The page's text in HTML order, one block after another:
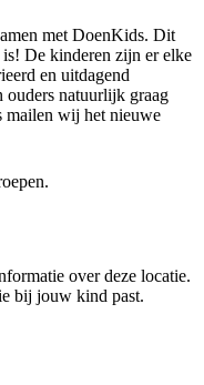
met DoenKids. Dit
De kinderen zijn er elke
en uitdagend
ouders natuurlijk graag
mailen wij het nieuwe
over deze locatie.
bij jouw kind past.